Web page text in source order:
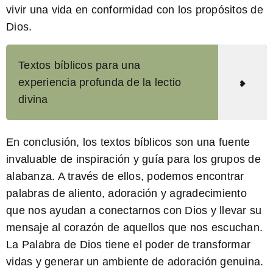
vivir una vida en conformidad con los propósitos de
Dios.
Textos bíblicos para una
experiencia profunda de la lectio
divina
En conclusión, los textos bíblicos son una fuente
invaluable de inspiración y guía para los grupos de
alabanza. A través de ellos, podemos encontrar
palabras de aliento, adoración y agradecimiento
que nos ayudan a conectarnos con Dios y llevar su
mensaje al corazón de aquellos que nos escuchan.
La Palabra de Dios tiene el poder de transformar
vidas y generar un ambiente de adoración genuina.